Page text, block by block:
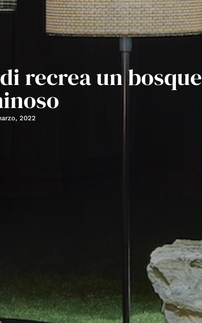
recrea un bosque
2022